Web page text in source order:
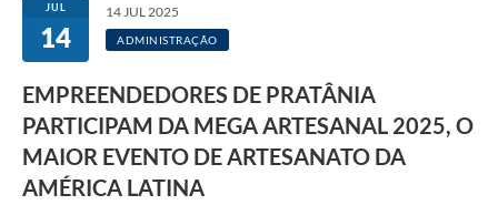
JUL
14
14 JUL 2025
ADMINISTRAÇÃO
EMPREENDEDORES DE PRATÂNIA
PARTICIPAM DA MEGA ARTESANAL 2025, O
MAIOR EVENTO DE ARTESANATO DA
AMÉRICA LATINA